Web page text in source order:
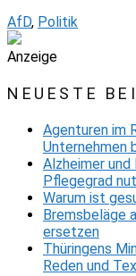
AfD, Politik
Anzeige
NEUESTE
Agenturen im
Unternehmen
Alzheimer
Pflegegrad
Warum ist
Bremsbeläge
ersetzen
Thüringens
Reden und